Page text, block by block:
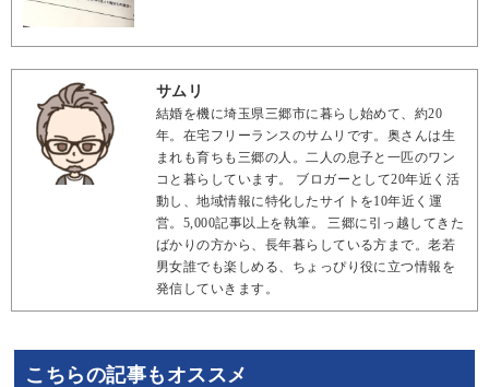
サムリ
結婚を機に埼玉県三郷市に暮らし始めて、約20
年。在宅フリーランスのサムリです。奥さんは生
まれも育ちも三郷の人。二人の息子と一匹のワン
コと暮らしています。 ブロガーとして20年近く活
動し、地域情報に特化したサイトを10年近く運
営。5,000記事以上を執筆。 三郷に引っ越してきた
ばかりの方から、長年暮らしている方まで。老若
男女誰でも楽しめる、ちょっぴり役に立つ情報を
発信していきます。
こちらの記事もオススメ